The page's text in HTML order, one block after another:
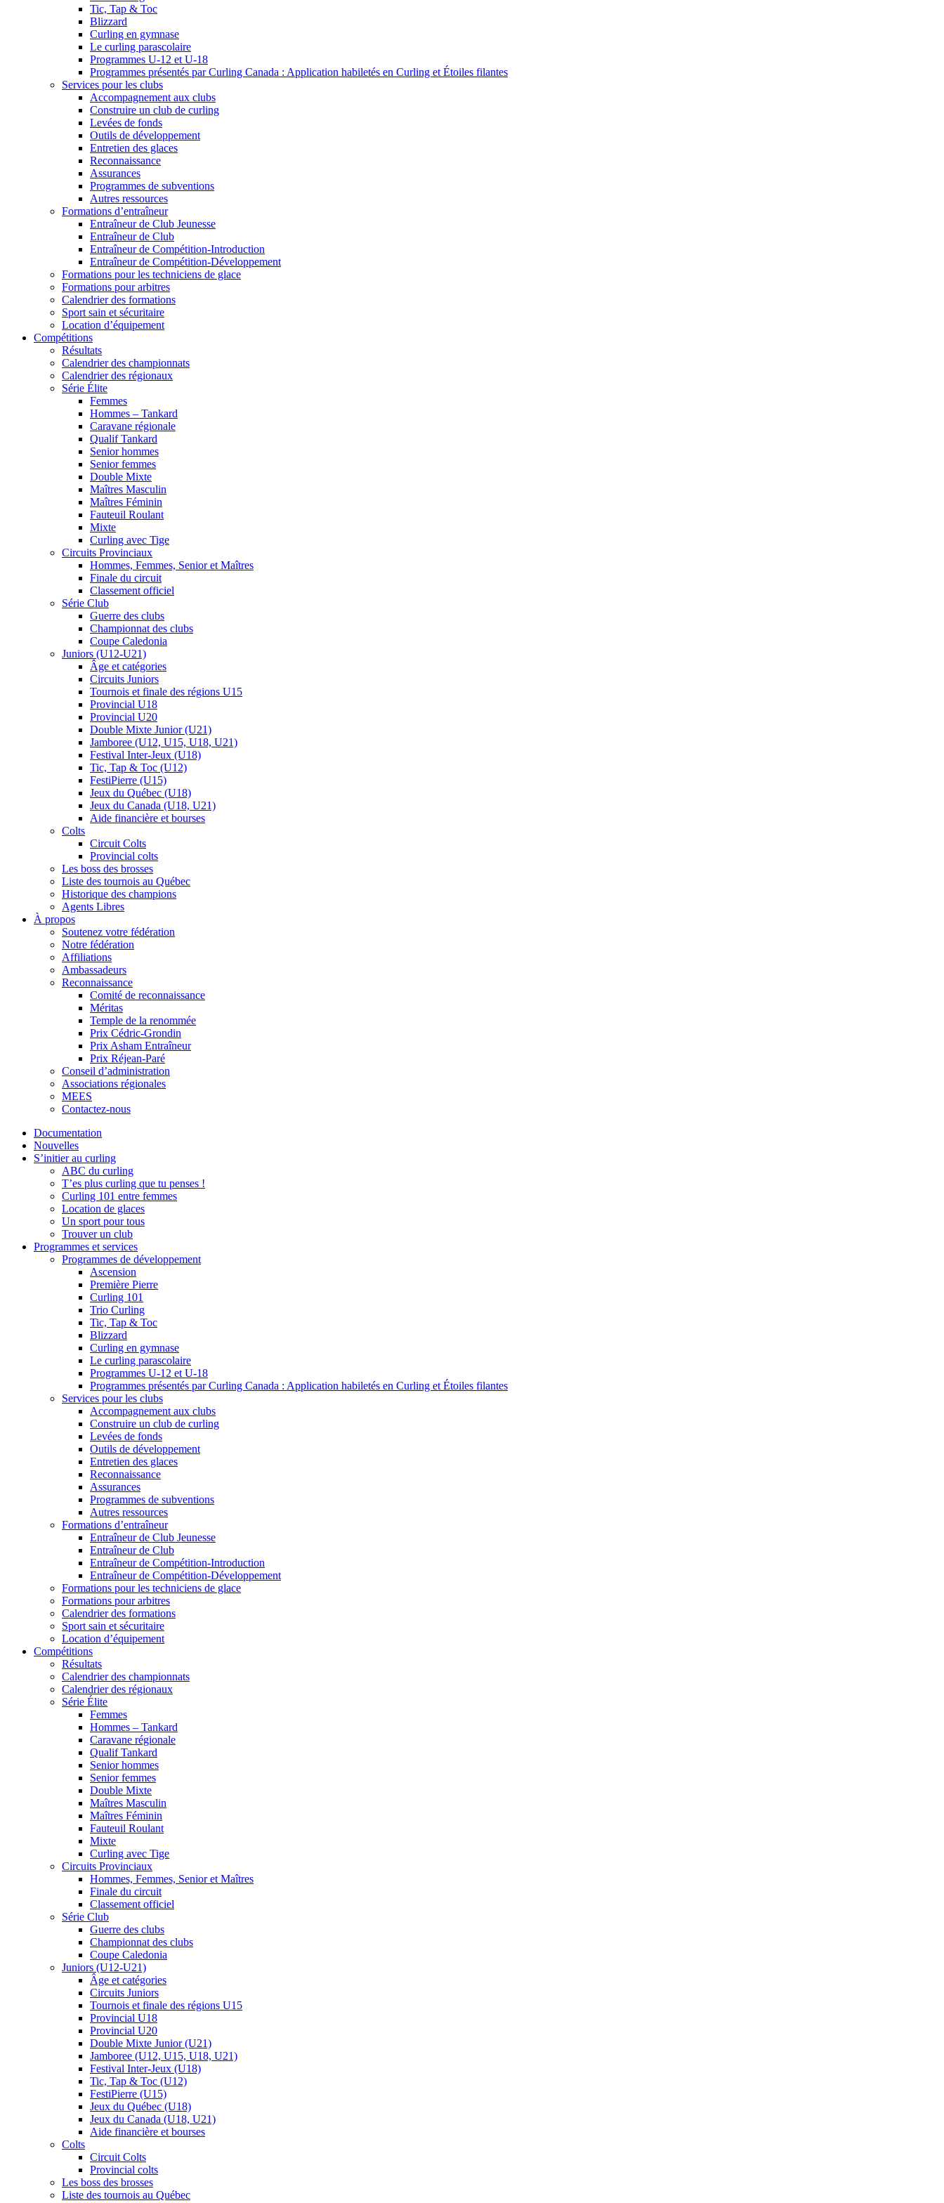
Tic, Tap & Toc
Blizzard
Curling en gymnase
Le curling parascolaire
Programmes U-12 et U-18
Programmes présentés par Curling Canada : Application habiletés en Curling et Étoiles filantes
Services pour les clubs
Accompagnement aux clubs
Construire un club de curling
Levées de fonds
Outils de développement
Entretien des glaces
Reconnaissance
Assurances
Programmes de subventions
Autres ressources
Formations d’entraîneur
Entraîneur de Club Jeunesse
Entraîneur de Club
Entraîneur de Compétition-Introduction
Entraîneur de Compétition-Développement
Formations pour les techniciens de glace
Formations pour arbitres
Calendrier des formations
Sport sain et sécuritaire
Location d’équipement
Compétitions
Résultats
Calendrier des championnats
Calendrier des régionaux
Série Élite
Femmes
Hommes – Tankard
Caravane régionale
Qualif Tankard
Senior hommes
Senior femmes
Double Mixte
Maîtres Masculin
Maîtres Féminin
Fauteuil Roulant
Mixte
Curling avec Tige
Circuits Provinciaux
Hommes, Femmes, Senior et Maîtres
Finale du circuit
Classement officiel
Série Club
Guerre des clubs
Championnat des clubs
Coupe Caledonia
Juniors (U12-U21)
Âge et catégories
Circuits Juniors
Tournois et finale des régions U15
Provincial U18
Provincial U20
Double Mixte Junior (U21)
Jamboree (U12, U15, U18, U21)
Festival Inter-Jeux (U18)
Tic, Tap & Toc (U12)
FestiPierre (U15)
Jeux du Québec (U18)
Jeux du Canada (U18, U21)
Aide financière et bourses
Colts
Circuit Colts
Provincial colts
Les boss des brosses
Liste des tournois au Québec
Historique des champions
Agents Libres
À propos
Soutenez votre fédération
Notre fédération
Affiliations
Ambassadeurs
Reconnaissance
Comité de reconnaissance
Méritas
Temple de la renommée
Prix Cédric-Grondin
Prix Asham Entraîneur
Prix Réjean-Paré
Conseil d’administration
Associations régionales
MEES
Contactez-nous
Documentation
Nouvelles
S’initier au curling
ABC du curling
T’es plus curling que tu penses !
Curling 101 entre femmes
Location de glaces
Un sport pour tous
Trouver un club
Programmes et services
Programmes de développement
Ascension
Première Pierre
Curling 101
Trio Curling
Tic, Tap & Toc
Blizzard
Curling en gymnase
Le curling parascolaire
Programmes U-12 et U-18
Programmes présentés par Curling Canada : Application habiletés en Curling et Étoiles filantes
Services pour les clubs
Accompagnement aux clubs
Construire un club de curling
Levées de fonds
Outils de développement
Entretien des glaces
Reconnaissance
Assurances
Programmes de subventions
Autres ressources
Formations d’entraîneur
Entraîneur de Club Jeunesse
Entraîneur de Club
Entraîneur de Compétition-Introduction
Entraîneur de Compétition-Développement
Formations pour les techniciens de glace
Formations pour arbitres
Calendrier des formations
Sport sain et sécuritaire
Location d’équipement
Compétitions
Résultats
Calendrier des championnats
Calendrier des régionaux
Série Élite
Femmes
Hommes – Tankard
Caravane régionale
Qualif Tankard
Senior hommes
Senior femmes
Double Mixte
Maîtres Masculin
Maîtres Féminin
Fauteuil Roulant
Mixte
Curling avec Tige
Circuits Provinciaux
Hommes, Femmes, Senior et Maîtres
Finale du circuit
Classement officiel
Série Club
Guerre des clubs
Championnat des clubs
Coupe Caledonia
Juniors (U12-U21)
Âge et catégories
Circuits Juniors
Tournois et finale des régions U15
Provincial U18
Provincial U20
Double Mixte Junior (U21)
Jamboree (U12, U15, U18, U21)
Festival Inter-Jeux (U18)
Tic, Tap & Toc (U12)
FestiPierre (U15)
Jeux du Québec (U18)
Jeux du Canada (U18, U21)
Aide financière et bourses
Colts
Circuit Colts
Provincial colts
Les boss des brosses
Liste des tournois au Québec